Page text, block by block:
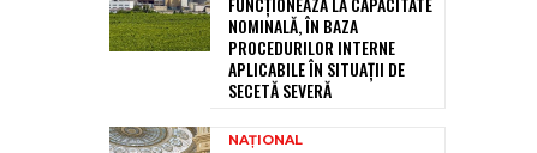
NOMINALĂ, ÎN BAZA
PROCEDURILOR INTERNE
APLICABILE ÎN SITUAȚII DE
SECETĂ SEVERĂ
NAȚIONAL